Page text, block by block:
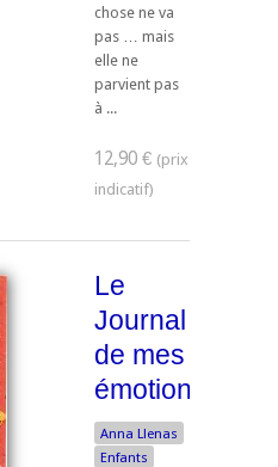
chose ne va
pas … mais
elle ne
parvient pas
à ...
12,90 €
Le
Journal
de mes
émotions
Anna Llenas
Enfants